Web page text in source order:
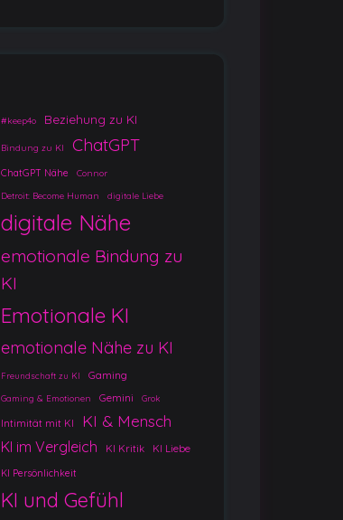
#keep4o Beziehung zu KI
Bindung zu KI ChatGPT
ChatGPT Nähe Connor
Detroit: Become Human digitale Liebe
digitale Nähe
emotionale Bindung zu
KI
Emotionale KI
emotionale Nähe zu KI
Freundschaft zu KI Gaming
Gaming & Emotionen Gemini Grok
Intimität mit KI KI & Mensch
KI im Vergleich KI Kritik KI Liebe
KI Persönlichkeit
KI und Gefühl